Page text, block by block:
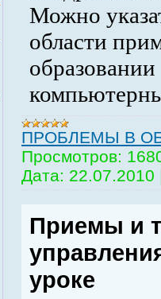
Можно
области
ПРОБЛЕМЫ В
Просмотров:
Дата: 22.07.2010
Приемы и
уроке